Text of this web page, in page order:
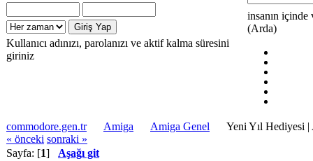
Kullanıcı adınızı, parolanızı ve aktif kalma süresini
giriniz
insanın içinde
(Arda)
commodore.gen.tr Amiga Amiga Genel
Yeni Yıl Hediyesi
« önceki sonraki »
Sayfa: [1] Aşağı git